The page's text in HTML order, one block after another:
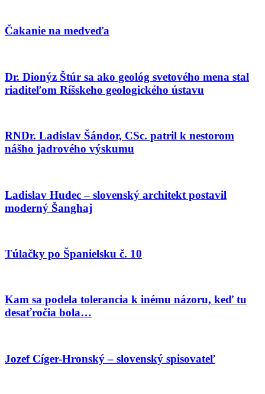
Čakanie na medveďa
Dr. Dionýz Štúr sa ako geológ svetového mena stal
riaditeľom Ríšskeho geologického ústavu
RNDr. Ladislav Šándor, CSc. patril k nestorom
nášho jadrového výskumu
Ladislav Hudec – slovenský architekt postavil
moderný Šanghaj
Túlačky po Španielsku č. 10
Kam sa podela tolerancia k inému názoru, keď tu
desaťročia bola…
Jozef Cíger-Hronský – slovenský spisovateľ